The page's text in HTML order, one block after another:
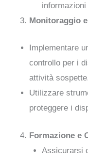
Monitoraggio
Implementare
controllo per i
attività sospette.
Utilizzare
proteggere i
Formazione e
Assicurarsi